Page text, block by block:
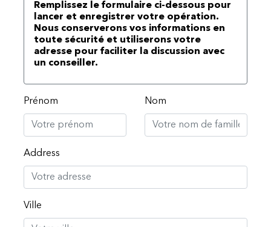
Remplissez le formulaire ci-dessous pour
lancer et enregistrer votre opération.
Nous conserverons vos informations en
toute sécurité et utiliserons votre
adresse pour faciliter la discussion avec
un conseiller.
Prénom Nom
Address
Ville